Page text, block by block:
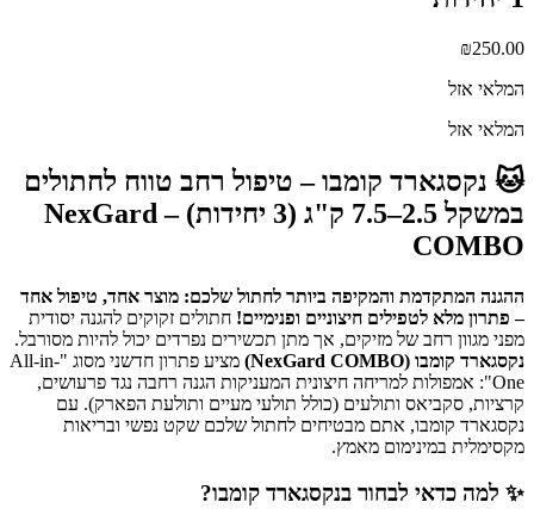
₪250.00
המלאי אזל
המלאי אזל
🐱 נקסגארד קומבו – טיפול רחב טווח לחתולים
במשקל 2.5–7.5 ק"ג (3 יחידות) – NexGard
COMBO
ההגנה המתקדמת והמקיפה ביותר לחתול שלכם: מוצר אחד, טיפול אחד
– פתרון מלא לטפילים חיצוניים ופנימיים! חתולים זקוקים להגנה יסודית
מפני מגוון רחב של מזיקים, אך מתן תכשירים נפרדים יכול להיות מסורבל.
נקסגארד קומבו (NexGard COMBO)
מציע פתרון חדשני מסוג "All-in-
One": אמפולות למריחה חיצונית המעניקות הגנה רחבה נגד פרעושים,
קרציות, סקביאס ותולעים (כולל תולעי מעיים ותולעת הפארק). עם
נקסגארד קומבו, אתם מבטיחים לחתול שלכם שקט נפשי ובריאות
מקסימלית במינימום מאמץ.
✨ למה כדאי לבחור בנקסגארד קומבו?